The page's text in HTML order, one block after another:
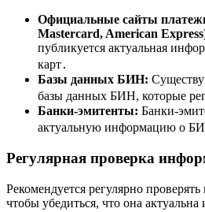
Официальные сайты
Mastercard, American
публикуется актуальная
карт․
Базы данных БИН:
базы данных БИН, которые
Банки-эмитенты: Банки-
актуальную информацию о
Регулярная проверка
Рекомендуется регулярно
чтобы убедиться, что она актуальна